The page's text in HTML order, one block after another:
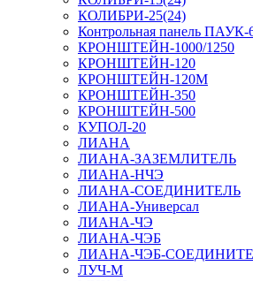
КОЛИБРИ-25(24)
Контрольная панель ПАУК-
КРОНШТЕЙН-1000/1250
КРОНШТЕЙН-120
КРОНШТЕЙН-120М
КРОНШТЕЙН-350
КРОНШТЕЙН-500
КУПОЛ-20
ЛИАНА
ЛИАНА-ЗАЗЕМЛИТЕЛЬ
ЛИАНА-НЧЭ
ЛИАНА-СОЕДИНИТЕЛЬ
ЛИАНА-Универсал
ЛИАНА-ЧЭ
ЛИАНА-ЧЭБ
ЛИАНА-ЧЭБ-
ЛУЧ-М